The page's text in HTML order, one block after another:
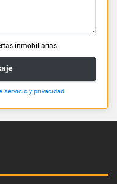
inmobiliarias
servicio y privacidad